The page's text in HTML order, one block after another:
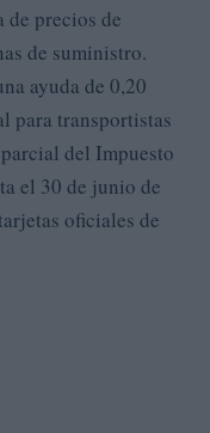
de precios de
de suministro.
ayuda de 0,20
para transportistas
del Impuesto
el 30 de junio de
oficiales de